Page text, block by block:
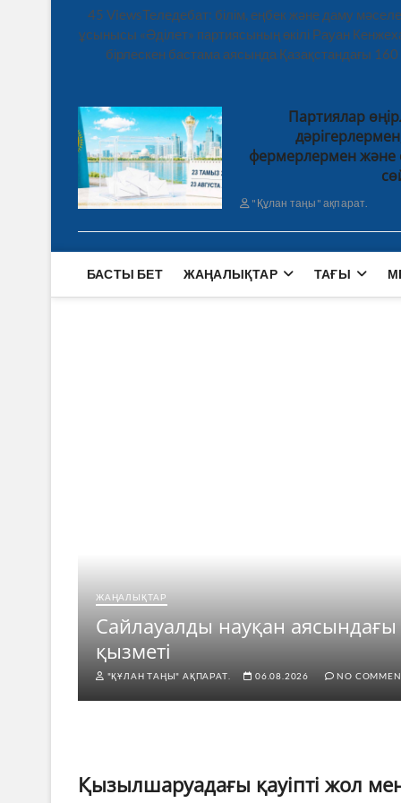
45 ViewsТеледебат: білім, еңбек және даму
ұсынысы «Әділет» партиясының өкілі Рауан
бірлескен бастама аясында Қазақстандағы
Партиялар
фермерлермен және
"Құлан таңы" ақпарат.
БАСТЫ БЕТ ЖАҢАЛЫҚТАР ТАҒЫ
ЖАҢАЛЫҚТАР
Сайлауалды науқан
қызметі
"ҚҰЛАН ТАҢЫ" АҚПАРАТ. 06.08.2026 NO
Қызылшаруадағы қауіпті жол